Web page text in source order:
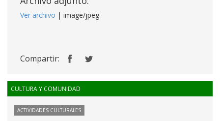
Ver archivo | image/jpeg
Compartir:
CULTURA Y COMUNIDAD
ACTIVIDADES CULTURALES